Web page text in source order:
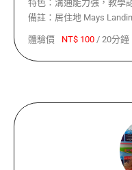
特色： 溝通能力強，教學
備註： 居住地 Mays
體驗價 NT$ 100 / 20分鐘